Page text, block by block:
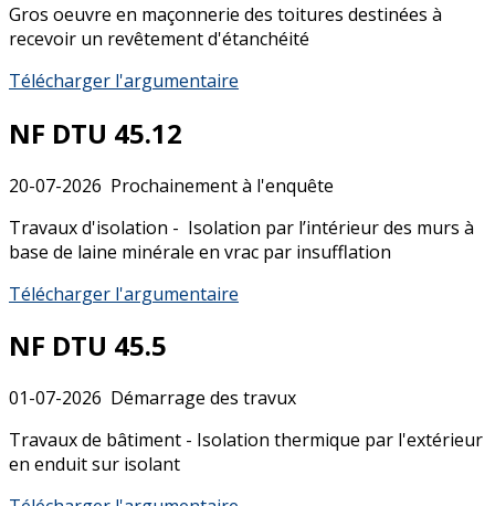
Gros oeuvre en maçonnerie des toitures destinées à
recevoir un revêtement d'étanchéité
Télécharger l'argumentaire
NF DTU 45.12
20-07-2026 Prochainement à l'enquête
Travaux d'isolation - Isolation par l’intérieur des murs à
base de laine minérale en vrac par insufflation
Télécharger l'argumentaire
NF DTU 45.5
01-07-2026 Démarrage des travux
Travaux de bâtiment - Isolation thermique par l'extérieur
en enduit sur isolant